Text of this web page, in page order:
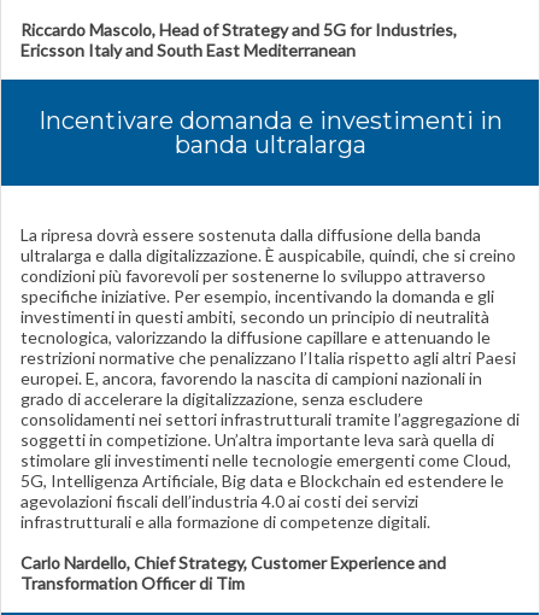
Riccardo Mascolo, Head of Strategy and 5G for Industries,
Ericsson Italy and South East Mediterranean
Incentivare domanda e investimenti in
banda ultralarga
La ripresa dovrà essere sostenuta dalla diffusione della banda
ultralarga e dalla digitalizzazione. È auspicabile, quindi, che si creino
condizioni più favorevoli per sostenerne lo sviluppo attraverso
specifiche iniziative. Per esempio, incentivando la domanda e gli
investimenti in questi ambiti, secondo un principio di neutralità
tecnologica, valorizzando la diffusione capillare e attenuando le
restrizioni normative che penalizzano l’Italia rispetto agli altri Paesi
europei. E, ancora, favorendo la nascita di campioni nazionali in
grado di accelerare la digitalizzazione, senza escludere
consolidamenti nei settori infrastrutturali tramite l’aggregazione di
soggetti in competizione. Un’altra importante leva sarà quella di
stimolare gli investimenti nelle tecnologie emergenti come Cloud,
5G, Intelligenza Artificiale, Big data e Blockchain ed estendere le
agevolazioni fiscali dell’industria 4.0 ai costi dei servizi
infrastrutturali e alla formazione di competenze digitali.
Carlo Nardello, Chief Strategy, Customer Experience and
Transformation Officer di Tim